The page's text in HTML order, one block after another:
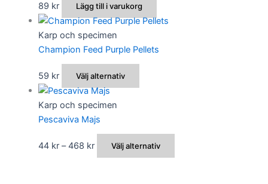
89 kr Lägg till i varukorg
Karp och specimen
Champion Feed Purple Pellets
59 kr Välj alternativ
här
flera
varianter.
De
Karp och specimen
Pescaviva Majs
44 kr – 468 krPrisintervall:
44 kr
Välj alternativ
här